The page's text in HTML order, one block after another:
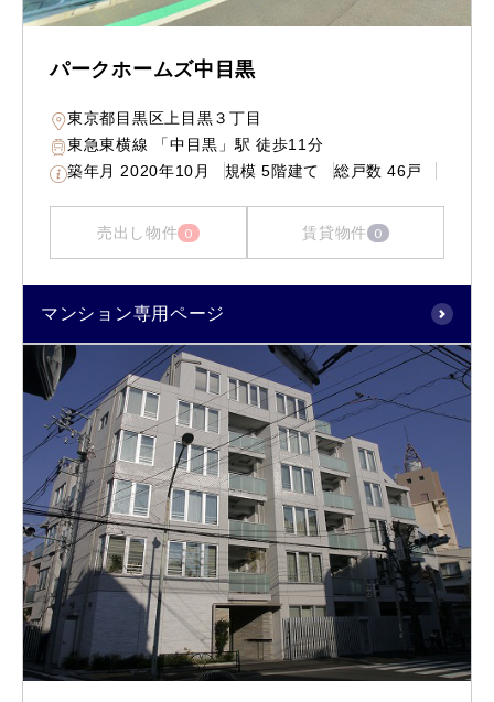
パークホームズ中目黒
東京都目黒区上目黒３丁目
東急東横線 「中目黒」駅 徒歩11分
築年月 2020年10月 規模 5階建て 総戸数 46戸
売出し物件 0 賃貸物件 0
マンション専用ページ